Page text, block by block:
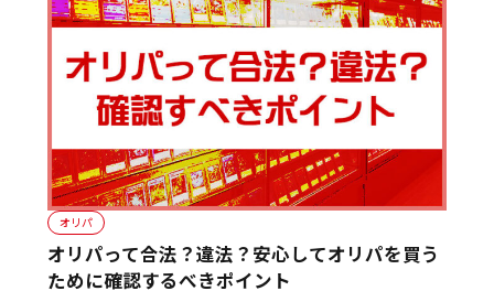
オリパ
オリパって合法？違法？安心してオリパを買う
ために確認するべきポイント